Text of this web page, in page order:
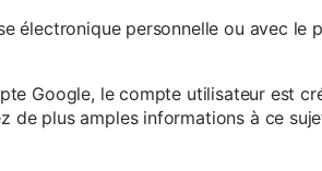
électronique personnelle ou avec le
Google, le compte utilisateur est
de plus amples informations à ce